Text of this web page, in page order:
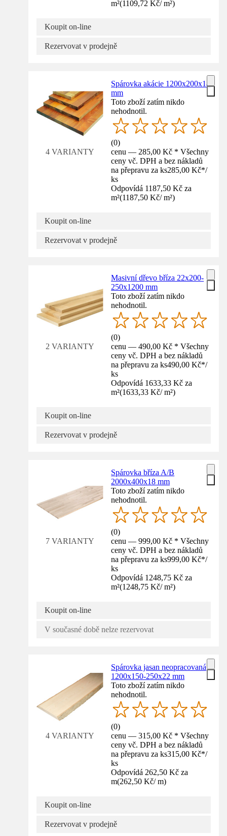
m²(1109,72 Kč/ m²)
Koupit on-line
Rezervovat v prodejně
4 VARIANTY
Spárovka akácie 1200x200x18
mm
Toto zboží zatím nikdo
nehodnotil.
(0)
cenu — 285,00 Kč * Všechny
ceny vč. DPH a bez nákladů
na přepravu za ks285,00 Kč*/
ks
Odpovídá 1187,50 Kč za
m²(1187,50 Kč/ m²)
Koupit on-line
Rezervovat v prodejně
2 VARIANTY
Masivní dřevo bříza 22x200-
250x1200 mm
Toto zboží zatím nikdo
nehodnotil.
(0)
cenu — 490,00 Kč * Všechny
ceny vč. DPH a bez nákladů
na přepravu za ks490,00 Kč*/
ks
Odpovídá 1633,33 Kč za
m²(1633,33 Kč/ m²)
Koupit on-line
Rezervovat v prodejně
7 VARIANTY
Spárovka bříza A/B
2000x400x18 mm
Toto zboží zatím nikdo
nehodnotil.
(0)
cenu — 999,00 Kč * Všechny
ceny vč. DPH a bez nákladů
na přepravu za ks999,00 Kč*/
ks
Odpovídá 1248,75 Kč za
m²(1248,75 Kč/ m²)
Koupit on-line
V současné době nelze rezervovat
4 VARIANTY
Spárovka jasan neopracovaná
1200x150-250x22 mm
Toto zboží zatím nikdo
nehodnotil.
(0)
cenu — 315,00 Kč * Všechny
ceny vč. DPH a bez nákladů
na přepravu za ks315,00 Kč*/
ks
Odpovídá 262,50 Kč za
m(262,50 Kč/ m)
Koupit on-line
Rezervovat v prodejně